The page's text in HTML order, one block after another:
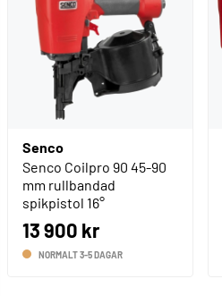
Senco
Senco Coilpro 90 45-90
mm rullbandad
spikpistol 16°
13 900 kr
NORMALT 3-5 DAGAR